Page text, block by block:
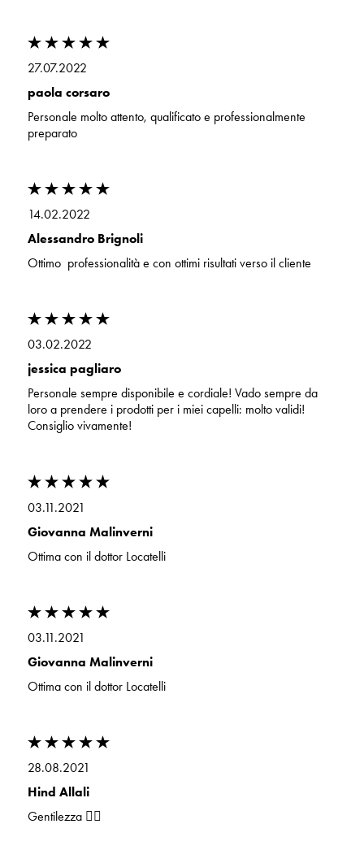
27.07.2022
paola corsaro
Personale molto attento, qualificato e professionalmente
preparato
14.02.2022
Alessandro Brignoli
Ottimo professionalità e con ottimi risultati verso il cliente
03.02.2022
jessica pagliaro
Personale sempre disponibile e cordiale! Vado sempre da
loro a prendere i prodotti per i miei capelli: molto validi!
Consiglio vivamente!
03.11.2021
Giovanna Malinverni
Ottima con il dottor Locatelli
03.11.2021
Giovanna Malinverni
Ottima con il dottor Locatelli
28.08.2021
Hind Allali
Gentilezza 👍🏻